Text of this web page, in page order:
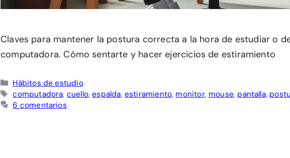
Claves para mantener la postura correcta a la hora de estudiar o
computadora. Cómo sentarte y hacer ejercicios de estiramiento
Categorías
Hábitos de estudio
Etiquetas
computadora, cuello,espalda, estiramiento, monitor, mouse, pantalla,
6 comentarios